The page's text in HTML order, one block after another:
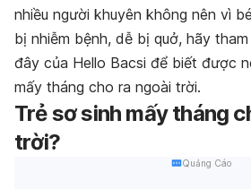
nhiều người khuyên không nên vì
bị nhiễm bệnh, dễ bị quở, hãy
đây của Hello Bacsi để biết được
mấy tháng cho ra ngoài trời.
Trẻ sơ sinh mấy tháng
trời?
Quảng Cáo